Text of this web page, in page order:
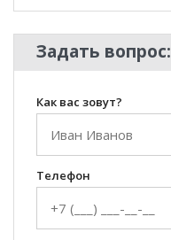
Задать вопрос:
Как вас зовут?
Телефон